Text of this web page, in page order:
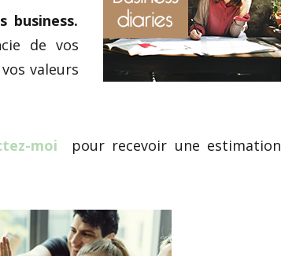
business.
de vos
valeurs
moi
pour recevoir une estimation